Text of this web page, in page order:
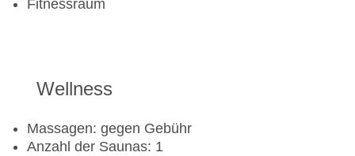
Fitnessraum
Wellness
Massagen: gegen Gebühr
Anzahl der Saunas: 1